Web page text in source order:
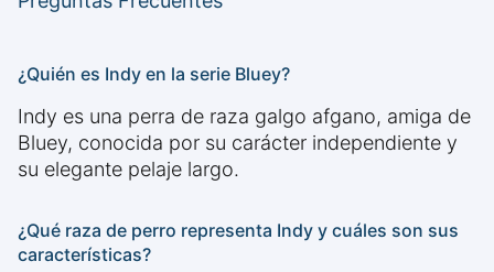
¿Quién es Indy en la serie Bluey?
Indy es una perra de raza galgo afgano, amiga de
Bluey, conocida por su carácter independiente y
su elegante pelaje largo.
¿Qué raza de perro representa Indy y cuáles son sus
características?